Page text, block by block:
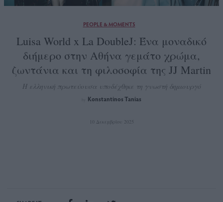
PEOPLE & MOMENTS
Luisa World x La DoubleJ: Ένα μοναδικό
διήμερο στην Αθήνα γεμάτο χρώμα,
ζωντάνια και τη φιλοσοφία της JJ Martin
Η ελληνική πρωτεύουσα υποδέχθηκε τη γνωστή δημιουργό
Konstantinos Tanias
10 Δεκεμβρίου 2025